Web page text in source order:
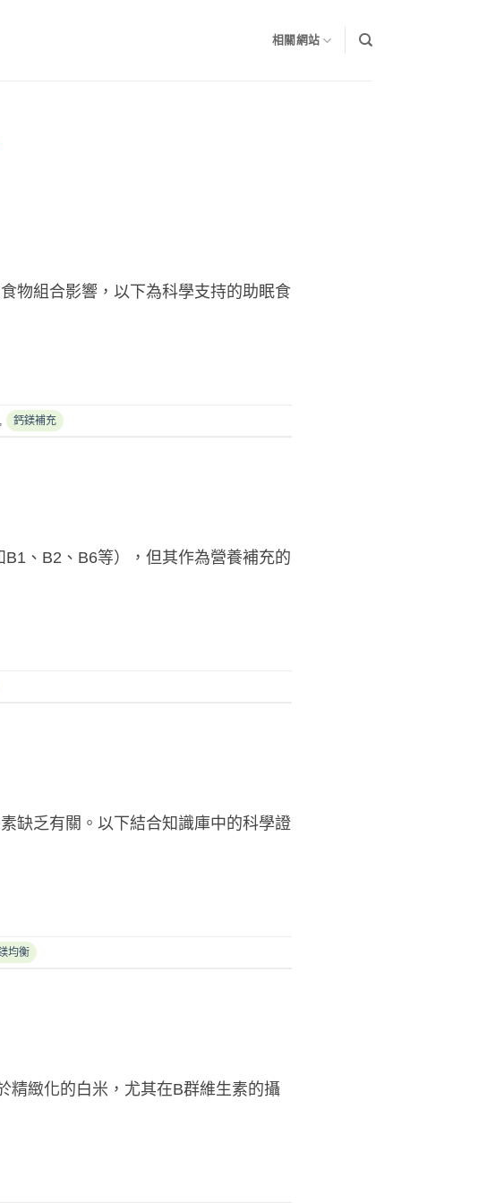
相關網站
物組合影響，以下為科學支持的助眠食
鈣鎂補充
、B2、B6等），但其作為營養補充的
缺乏有關。以下結合知識庫中的科學證
均衡
精緻化的白米，尤其在B群維生素的攝